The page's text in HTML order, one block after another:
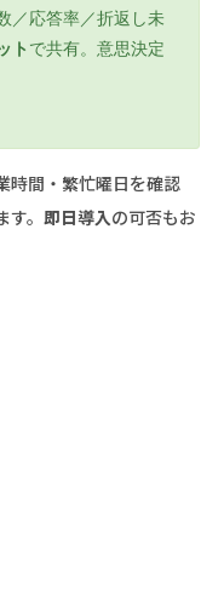
／応答率／折返し未
ト で共有。意思決定
時間・繁忙曜日を確認
。 即日導入の可否もお